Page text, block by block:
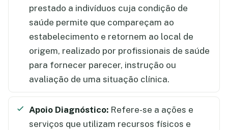
prestado a indivíduos cuja condição de
saúde permite que compareçam ao
estabelecimento e retornem ao local de
origem, realizado por profissionais de saúde
para fornecer parecer, instrução ou
avaliação de uma situação clínica.
Apoio Diagnóstico: Refere-se a ações e
serviços que utilizam recursos físicos e